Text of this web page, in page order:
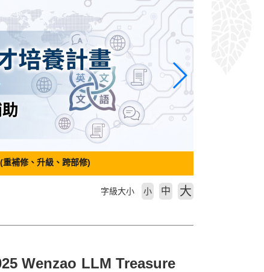
重補修、升級、跨部修)
字級大小 小 中 大
Wenzao LLM Treasure